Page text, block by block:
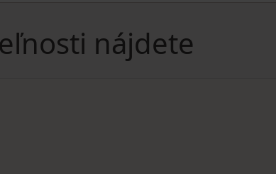
nájdete